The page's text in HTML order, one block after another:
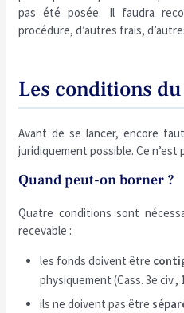
pas été posée. Il faudra
procédure, d’autres frais,
Les conditions
Avant de se lancer, encore
juridiquement possible. Ce n’est
Quand peut-on borner ?
Quatre conditions sont
recevable :
les fonds doivent être
physiquement (Cass. 3e civ.,
ils ne doivent pas être